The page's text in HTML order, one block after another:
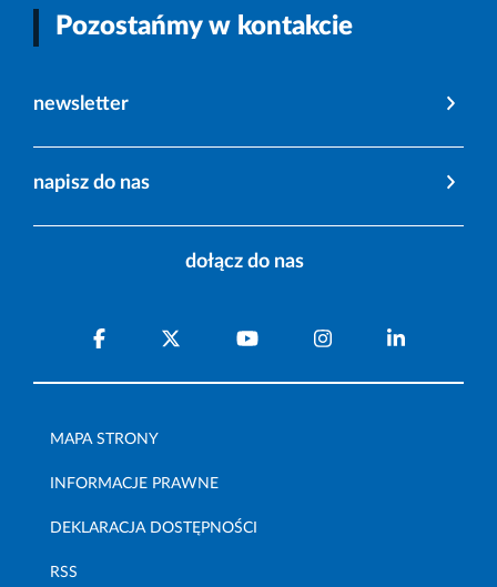
Pozostańmy w kontakcie
newsletter
napisz do nas
dołącz do nas
MAPA STRONY
INFORMACJE PRAWNE
DEKLARACJA DOSTĘPNOŚCI
RSS